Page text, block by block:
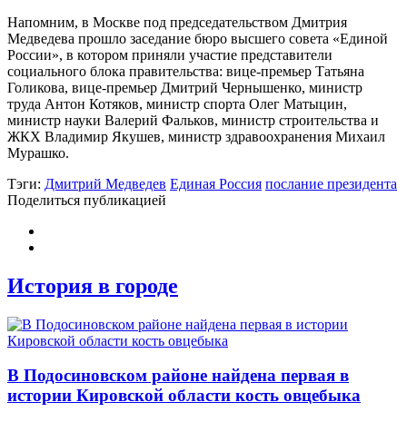
Напомним, в Москве под председательством Дмитрия
Медведева прошло заседание бюро высшего совета «Единой
России», в котором приняли участие представители
социального блока правительства: вице-премьер Татьяна
Голикова, вице-премьер Дмитрий Чернышенко, министр
труда Антон Котяков, министр спорта Олег Матыцин,
министр науки Валерий Фальков, министр строительства и
ЖКХ Владимир Якушев, министр здравоохранения Михаил
Мурашко.
Тэги: Дмитрий Медведев Единая Россия послание президента
Поделиться публикацией
История в городе
В Подосиновском районе найдена первая в
истории Кировской области кость овцебыка